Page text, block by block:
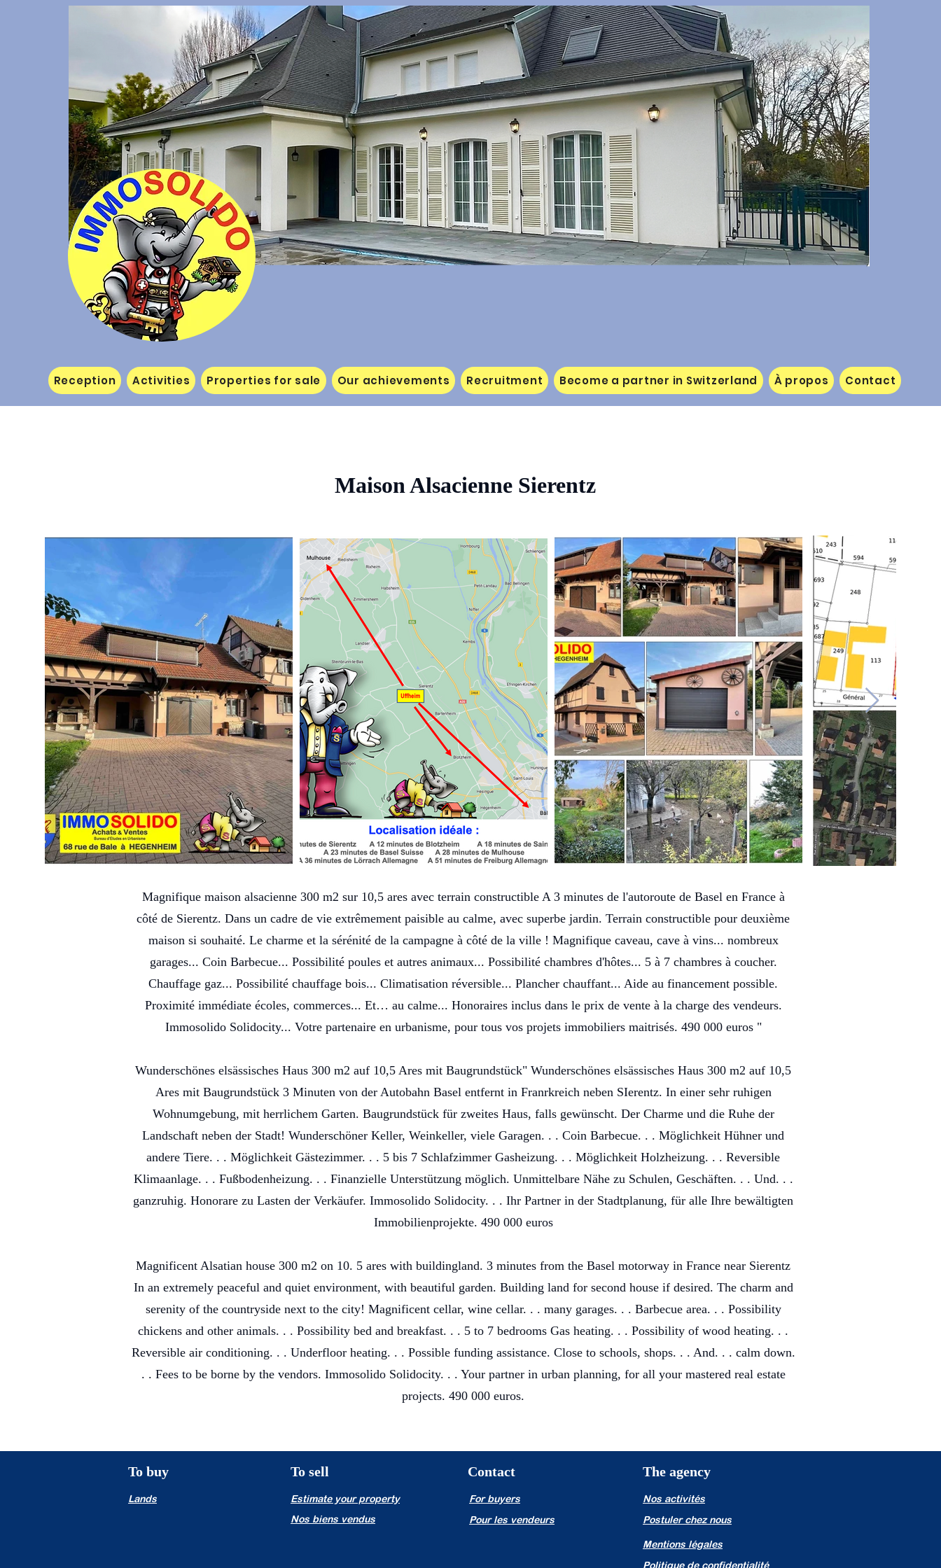
Reception Activities Properties for sale Our achievements Recruitment Become a partner in Switzerland À propos Contact
Maison Alsacienne Sierentz
Magnifique maison alsacienne 300 m2 sur 10,5 ares avec terrain constructible A 3 minutes de l'autoroute de Basel en France à
côté de Sierentz. Dans un cadre de vie extrêmement paisible au calme, avec superbe jardin. Terrain constructible pour deuxième
maison si souhaité. Le charme et la sérénité de la campagne à côté de la ville ! Magnifique caveau, cave à vins... nombreux
garages... Coin Barbecue... Possibilité poules et autres animaux... Possibilité chambres d'hôtes... 5 à 7 chambres à coucher.
Chauffage gaz... Possibilité chauffage bois... Climatisation réversible... Plancher chauffant... Aide au financement possible.
Proximité immédiate écoles, commerces... Et… au calme... Honoraires inclus dans le prix de vente à la charge des vendeurs.
Immosolido Solidocity... Votre partenaire en urbanisme, pour tous vos projets immobiliers maitrisés. 490 000 euros "
Wunderschönes elsässisches Haus 300 m2 auf 10,5 Ares mit Baugrundstück" Wunderschönes elsässisches Haus 300 m2 auf 10,5
Ares mit Baugrundstück 3 Minuten von der Autobahn Basel entfernt in Franrkreich neben SIerentz. In einer sehr ruhigen
Wohnumgebung, mit herrlichem Garten. Baugrundstück für zweites Haus, falls gewünscht. Der Charme und die Ruhe der
Landschaft neben der Stadt! Wunderschöner Keller, Weinkeller, viele Garagen. . . Coin Barbecue. . . Möglichkeit Hühner und
andere Tiere. . . Möglichkeit Gästezimmer. . . 5 bis 7 Schlafzimmer Gasheizung. . . Möglichkeit Holzheizung. . . Reversible
Klimaanlage. . . Fußbodenheizung. . . Finanzielle Unterstützung möglich. Unmittelbare Nähe zu Schulen, Geschäften. . . Und. . .
ganzruhig. Honorare zu Lasten der Verkäufer. Immosolido Solidocity. . . Ihr Partner in der Stadtplanung, für alle Ihre bewältigten
Immobilienprojekte. 490 000 euros
Magnificent Alsatian house 300 m2 on 10. 5 ares with buildingland. 3 minutes from the Basel motorway in France near Sierentz
In an extremely peaceful and quiet environment, with beautiful garden. Building land for second house if desired. The charm and
serenity of the countryside next to the city! Magnificent cellar, wine cellar. . . many garages. . . Barbecue area. . . Possibility
chickens and other animals. . . Possibility bed and breakfast. . . 5 to 7 bedrooms Gas heating. . . Possibility of wood heating. . .
Reversible air conditioning. . . Underfloor heating. . . Possible funding assistance. Close to schools, shops. . . And. . . calm down.
. . Fees to be borne by the vendors. Immosolido Solidocity. . . Your partner in urban planning, for all your mastered real estate
projects. 490 000 euros.
To buy
Lands
To sell Contact The agency
Estimate your property For buyers
Nos activités
Nos biens vendus
Pour les vendeurs Postuler chez nous
Mentions légales
Politique de confidentialité